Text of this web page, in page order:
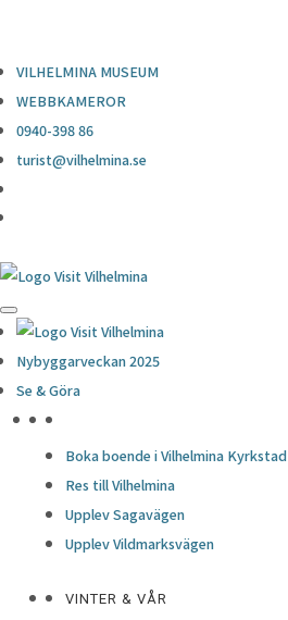
VILHELMINA MUSEUM
WEBBKAMEROR
0940-398 86
turist@vilhelmina.se
Nybyggarveckan 2025
Se & Göra
Boka boende i Vilhelmina Kyrkstad
Res till Vilhelmina
Upplev Sagavägen
Upplev Vildmarksvägen
VINTER & VÅR